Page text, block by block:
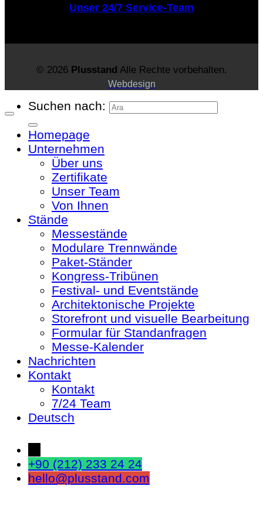
Unser 24/7 Service-Team
© 2026 Plusstand Alle Rechte vorbehalten.
Webdesign
Suchen nach:
Homepage
Unternehmen
Über uns
Zertifikate
Unser Team
Von Ihnen
Stände
Messestände
Modulare Trennwände
Paket-Ständer
Kongress-Tribünen
Festival- und Eventstände
Architektonische Projekte
Storefront und visuelle Bearbeitung
Formular für Standanfragen
Messe-Kalender
Nachrichten
Kontakt
Kontakt
7/24 Team
Deutsch
+90 (212) 233 24 24
hello@plusstand.com